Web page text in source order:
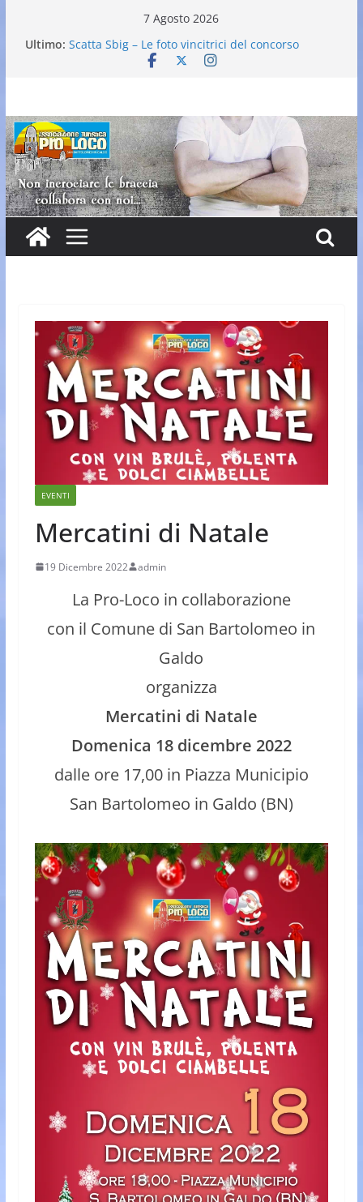
7 Agosto 2026
Ultimo: Scatta Sbig – Le foto vincitrici del concorso
25° Gran Carnevale
Enogastronomico
EVENTI
Mercatini di Natale
19 Dicembre 2022 admin
La Pro-Loco in collaborazione
con il Comune di San Bartolomeo in
Galdo
organizza
Mercatini di Natale
Domenica 18 dicembre 2022
dalle ore 17,00 in Piazza Municipio
San Bartolomeo in Galdo (BN)